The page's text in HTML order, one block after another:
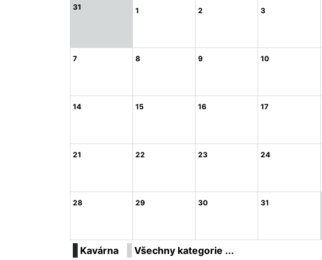
31
1 2 3
7 8 9 10
14 15 16 17
21 22 23 24
28 29 30 31
Kavárna Všechny kategorie ...